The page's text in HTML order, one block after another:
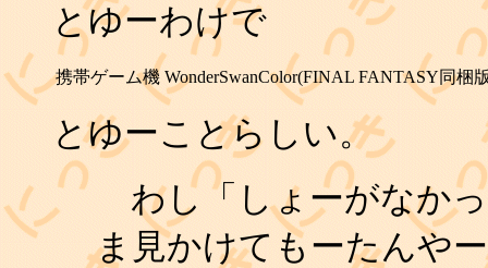
とゆーわけで
携帯ゲーム機 WonderSwanColor(FINAL FANTASY同梱
とゆーことらしい。
わし「しょーがなか
ま見かけてもーたんや